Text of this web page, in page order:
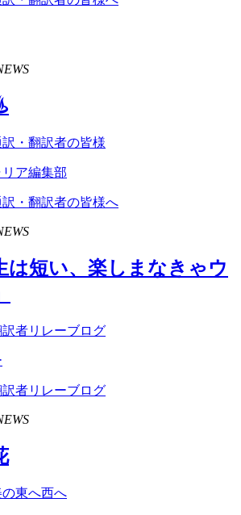
・翻訳者の皆様
ア編集部
・翻訳者の皆様へ
は短い、楽しまなきゃウ
者リレーブログ
者リレーブログ
東へ西へ